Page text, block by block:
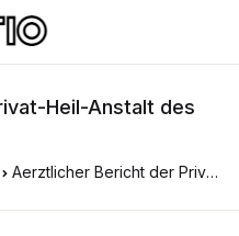
Heil-Anstalt des
Aerztlicher Bericht der Privat-Heil-Anstalt des Doctor Albin Eder